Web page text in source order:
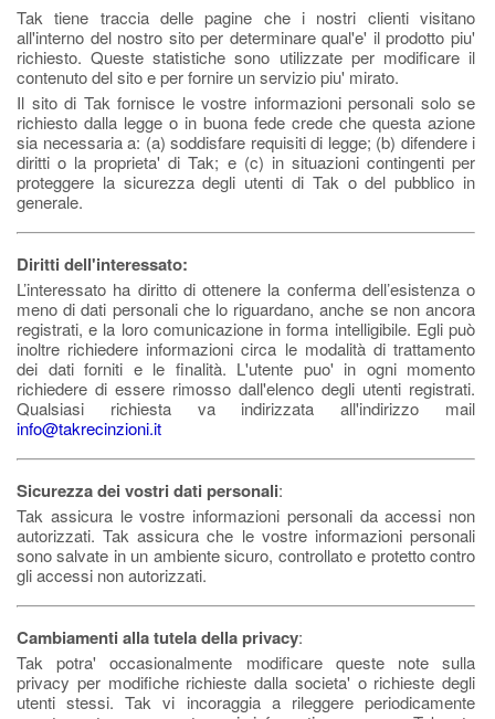
Tak tiene traccia delle pagine che i nostri clienti visitano
all'interno del nostro sito per determinare qual'e' il prodotto piu'
richiesto. Queste statistiche sono utilizzate per modificare il
contenuto del sito e per fornire un servizio piu' mirato.
Il sito di Tak fornisce le vostre informazioni personali solo se
richiesto dalla legge o in buona fede crede che questa azione
sia necessaria a: (a) soddisfare requisiti di legge; (b) difendere i
diritti o la proprieta' di Tak; e (c) in situazioni contingenti per
proteggere la sicurezza degli utenti di Tak o del pubblico in
generale.
Diritti dell'interessato:
L’interessato ha diritto di ottenere la conferma dell’esistenza o
meno di dati personali che lo riguardano, anche se non ancora
registrati, e la loro comunicazione in forma intelligibile. Egli può
inoltre richiedere informazioni circa le modalità di trattamento
dei dati forniti e le finalità. L'utente puo' in ogni momento
richiedere di essere rimosso dall'elenco degli utenti registrati.
Qualsiasi richiesta va indirizzata all'indirizzo mail
info@takrecinzioni.it
Sicurezza dei vostri dati personali:
Tak assicura le vostre informazioni personali da accessi non
autorizzati. Tak assicura che le vostre informazioni personali
sono salvate in un ambiente sicuro, controllato e protetto contro
gli accessi non autorizzati.
Cambiamenti alla tutela della privacy:
Tak potra' occasionalmente modificare queste note sulla
privacy per modifiche richieste dalla societa' o richieste degli
utenti stessi. Tak vi incoraggia a rileggere periodicamente